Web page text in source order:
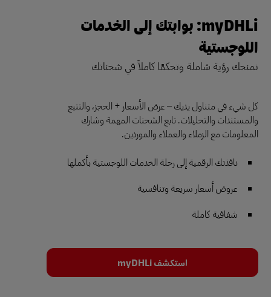
myDHLi: بوابتك إلى الخدمات
اللوجستية
نمنحك رؤية شاملة وتحكمًا كاملاً في شحناتك
كل شيء في متناول يديك – عرض الأسعار + الحجز، والتتبع
والمستندات والتحليلات. تابع الشحنات المهمة وشارك
المعلومات مع الزملاء والعملاء والموردين.
نافذتك الرقمية إلى رحلة الخدمات اللوجستية بأكملها
عروض أسعار سريعة وتنافسية
شفافية كاملة
استكشف myDHLi